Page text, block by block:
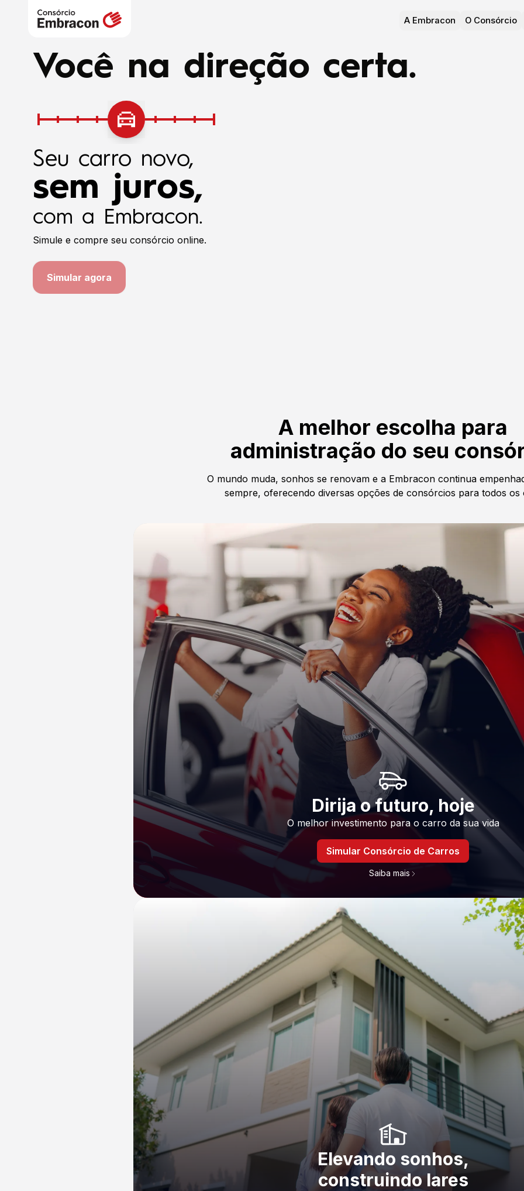
A Embracon O Consórcio
Você na direção certa.
Seu carro novo,
sem juros,
com a Embracon.
Simule e compre seu consórcio online.
Simular agora
A melhor escolha para
administração do seu
O mundo muda, sonhos se renovam e a Embracon continua
sempre, oferecendo diversas opções de consórcios para todos os
Dirija o futuro, hoje
O melhor investimento para o carro da sua vida
Simular Consórcio de Carros
Saiba mais
Elevando sonhos,
construindo lares